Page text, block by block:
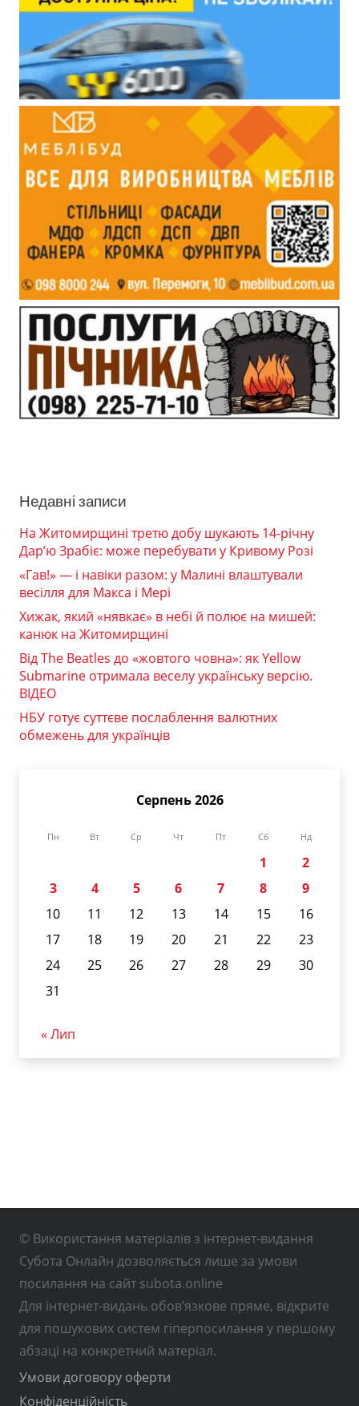
Недавні записи
На Житомирщині третю добу шукають 14-річну
Дар’ю Зрабіє: може перебувати у Кривому Розі
«Гав!» — і навіки разом: у Малині влаштували
весілля для Макса і Мері
Хижак, який «нявкає» в небі й полює на мишей:
канюк на Житомирщині
Від The Beatles до «жовтого човна»: як Yellow
Submarine отримала веселу українську версію.
ВІДЕО
НБУ готує суттєве послаблення валютних
обмежень для українців
Серпень 2026
Пн Вт Ср Чт Пт Сб Нд
1
2
3
4 5 6 7 8
9
10
11 12 13 14 15
16
17
18 19 20 21 22
23
24
25 26 27 28 29
30
31
« Лип
© Використання матеріалів з інтернет-видання
Субота Онлайн дозволяється лише за умови
посилання на сайт subota.online
Для інтернет-видань обов’язкове пряме, відкрите
для пошукових систем гіперпосилання у першому
абзаці на конкретний матеріал.
Умови договору оферти
Конфіденційність